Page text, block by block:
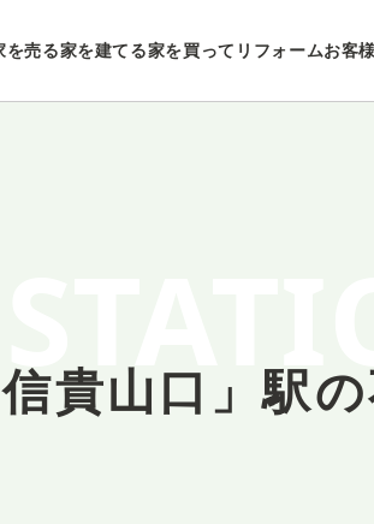
を売る家を建てる家を買ってリフォームお客
貴山口」駅の